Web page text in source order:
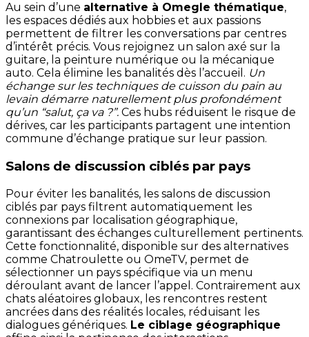
Au sein d’une alternative à Omegle thématique,
les espaces dédiés aux hobbies et aux passions
permettent de filtrer les conversations par centres
d’intérêt précis. Vous rejoignez un salon axé sur la
guitare, la peinture numérique ou la mécanique
auto. Cela élimine les banalités dès l’accueil. Un
échange sur les techniques de cuisson du pain au
levain démarre naturellement plus profondément
qu’un “salut, ça va ?”. Ces hubs réduisent le risque de
dérives, car les participants partagent une intention
commune d’échange pratique sur leur passion.
Salons de discussion ciblés par pays
Pour éviter les banalités, les salons de discussion
ciblés par pays filtrent automatiquement les
connexions par localisation géographique,
garantissant des échanges culturellement pertinents.
Cette fonctionnalité, disponible sur des alternatives
comme Chatroulette ou OmeTV, permet de
sélectionner un pays spécifique via un menu
déroulant avant de lancer l’appel. Contrairement aux
chats aléatoires globaux, les rencontres restent
ancrées dans des réalités locales, réduisant les
dialogues génériques. Le ciblage géographique